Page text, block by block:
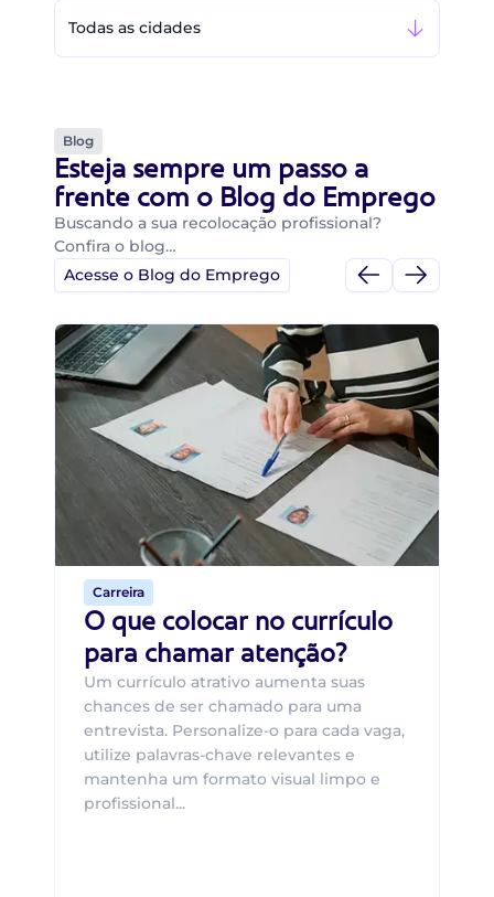
Todas as cidades
Blog
Esteja sempre um passo a
frente com o Blog do Emprego
Buscando a sua recolocação profissional?
Confira o blog…
Acesse o Blog do Emprego
Carreira
O que colocar no currículo
para chamar atenção?
Um currículo atrativo aumenta suas
chances de ser chamado para uma
entrevista. Personalize-o para cada vaga,
utilize palavras-chave relevantes e
mantenha um formato visual limpo e
profissional...